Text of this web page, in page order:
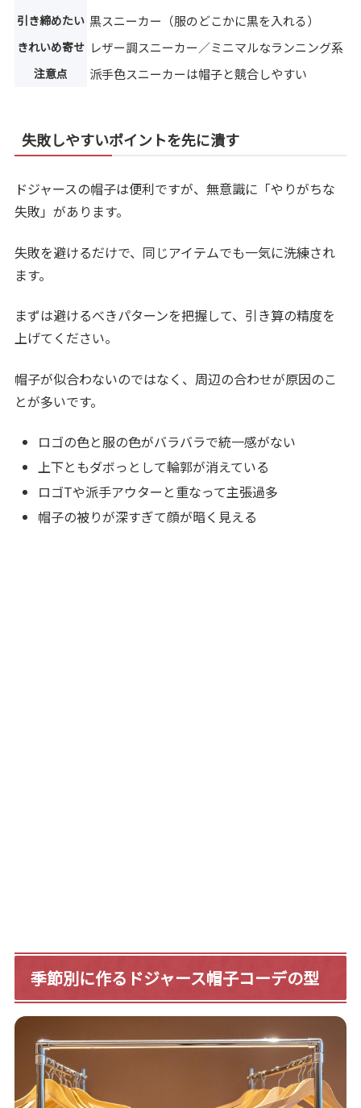
引き締めたい 黒スニーカー（服のどこかに黒を入れる）
きれいめ寄せ レザー調スニーカー／ミニマルなランニング系
注意点 派手色スニーカーは帽子と競合しやすい
失敗しやすいポイントを先に潰す
ドジャースの帽子は便利ですが、無意識に「やりがちな
失敗」があります。
失敗を避けるだけで、同じアイテムでも一気に洗練され
ます。
まずは避けるべきパターンを把握して、引き算の精度を
上げてください。
帽子が似合わないのではなく、周辺の合わせが原因のこ
とが多いです。
ロゴの色と服の色がバラバラで統一感がない
上下ともダボっとして輪郭が消えている
ロゴTや派手アウターと重なって主張過多
帽子の被りが深すぎて顔が暗く見える
季節別に作るドジャース帽子コーデの型